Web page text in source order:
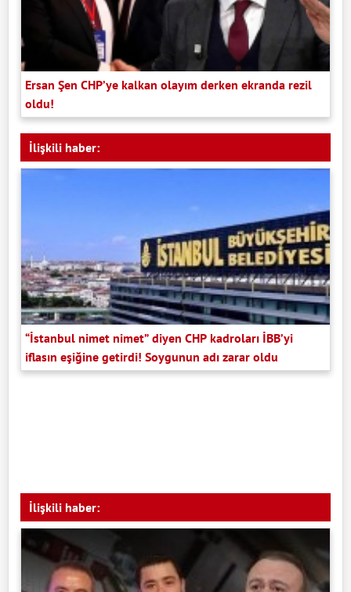
Ersan Şen CHP’ye kalkan olayım derken ekranda rezil
oldu!
İlişkili haber:
“İstanbul nimet nimet” diyen CHP kadroları İBB’yi
iflasın eşiğine getirdi! Soygunun adı zarar oldu
İlişkili haber: